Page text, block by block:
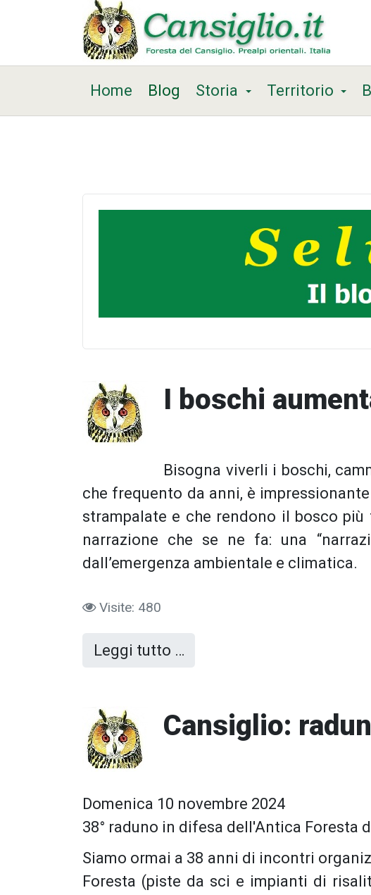
Home Blog Storia Territorio
I boschi
Bisogna viverli i boschi,
che frequento da anni, è
strampalate e che rendono il bosco
narrazione che se ne fa: una
dall’emergenza ambientale e climatica.
Visite: 480
Leggi tutto …
Cansiglio:
Domenica 10 novembre 2024
38° raduno in difesa dell'Antica Foresta
Siamo ormai a 38 anni di incontri
Foresta (piste da sci e impianti di